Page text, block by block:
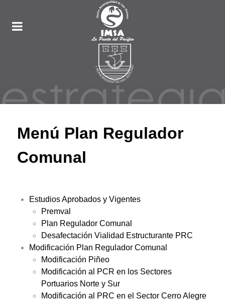
Menú Plan Regulador
Comunal
Estudios Aprobados y Vigentes
Premval
Plan Regulador Comunal
Desafectación Vialidad Estructurante PRC
Modificación Plan Regulador Comunal
Modificación Piñeo
Modificación al PCR en los Sectores
Portuarios Norte y Sur
Modificación al PRC en el Sector Cerro Alegre